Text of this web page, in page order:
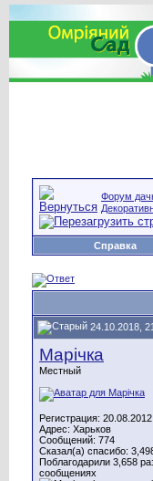
Форум
Справка
24.10.2018,
Марічка
Местный
Регистрация: 20.08.2012
Адрес: Харьков
Сообщений: 774
Сказал(а) спасибо:
Поблагодарили 3,658
сообщениях